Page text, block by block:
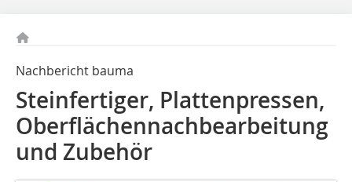
Nachbericht bauma
Steinfertiger, Plattenpressen,
Oberflächennachbearbeitung
und Zubehör